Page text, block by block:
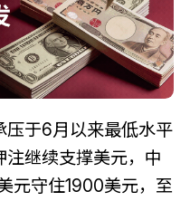
压于6月以来最低水平
注继续支撑美元，中
元守住1900美元，至